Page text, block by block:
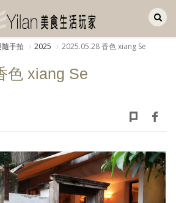
隨手拍 2025 2025.05.28 香色 xiang Se
色 xiang Se